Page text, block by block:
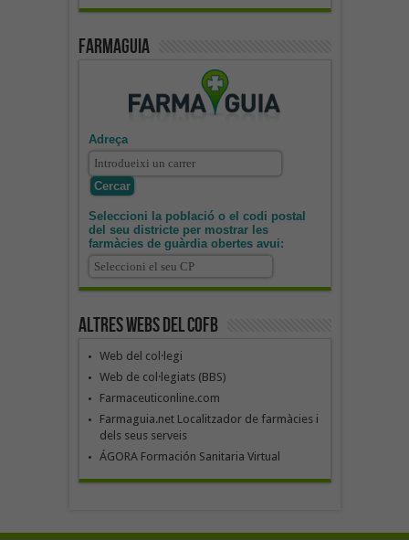
Farmaguia
Adreça
Seleccioni la població o el codi postal
del seu districte per mostrar les
farmàcies de guàrdia obertes avui:
Altres webs del COFB
Web del col·legi
Web de col·legiats (BBS)
Farmaceuticonline.com
Farmaguia.net Localitzador de farmàcies i
dels seus serveis
ÁGORA Formación Sanitaria Virtual